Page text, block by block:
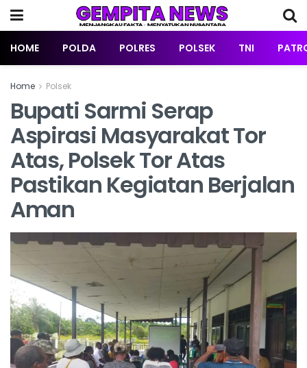
HOME POLDA POLRES POLSEK TNI
Home Polsek
Bupati Sarmi Serap
Aspirasi Masyarakat Tor
Atas, Polsek Tor Atas
Pastikan Kegiatan Berjalan
Aman